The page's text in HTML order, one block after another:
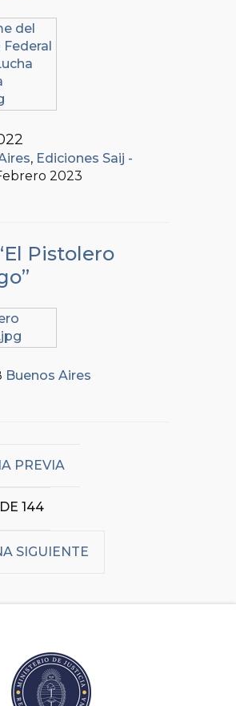
, Ediciones Saij -
2023
Pistolero
Buenos Aires
PREVIA
DE 144
SIGUIENTE